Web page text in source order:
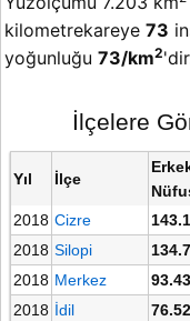
kilometrekareye 73
yoğunluğu 73/km2
İlçelere
Yıl İlçe
2018 Cizre
2018 Silopi
2018 Merkez
2018 İdil